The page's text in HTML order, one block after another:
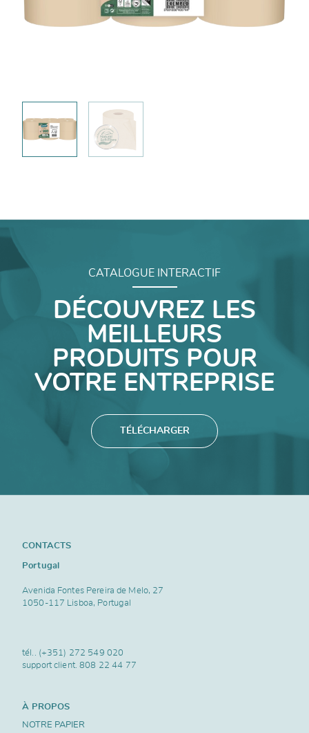
CATALOGUE INTERACTIF
DÉCOUVREZ LES
MEILLEURS
PRODUITS POUR
VOTRE ENTREPRISE
TÉLÉCHARGER
CONTACTS
Portugal
Avenida Fontes Pereira de Melo, 27
1050-117 Lisboa, Portugal
tél.. (+351) 272 549 020
support client.808 22 44 77
À PROPOS
NOTRE PAPIER